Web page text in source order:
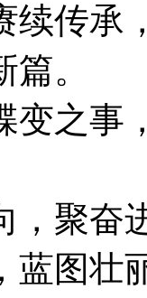
续传承
。
变之事
聚奋
蓝图壮